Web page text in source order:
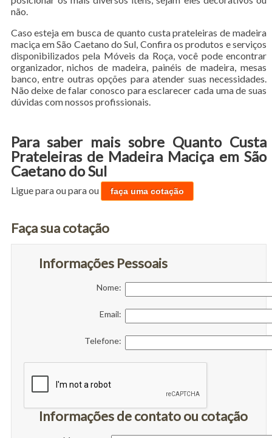
não.
Caso esteja em busca de quanto custa prateleiras de madeira
maciça em São Caetano do Sul, Confira os produtos e serviços
disponibilizados pela Móveis da Roça, você pode encontrar
organizador, nichos de madeira, painéis de madeira, mesas
banco, entre outras opções para atender suas necessidades.
Não deixe de falar conosco para esclarecer cada uma de suas
dúvidas com nossos profissionais.
Para saber mais sobre Quanto Custa
Prateleiras de Madeira Maciça em São
Caetano do Sul
Ligue paraou paraou faça uma cotação
Faça sua cotação
Informações Pessoais
Nome:
Email:
Telefone:
Informações de contato ou cotação